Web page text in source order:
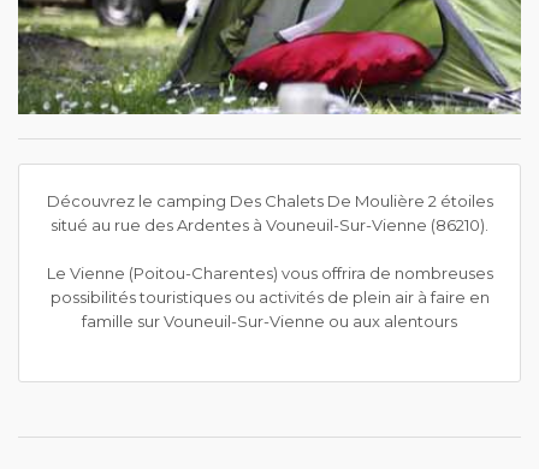
Découvrez le camping Des Chalets De Moulière 2 étoiles
situé au rue des Ardentes à Vouneuil-Sur-Vienne (86210).
Le Vienne (Poitou-Charentes) vous offrira de nombreuses
possibilités touristiques ou activités de plein air à faire en
famille sur Vouneuil-Sur-Vienne ou aux alentours